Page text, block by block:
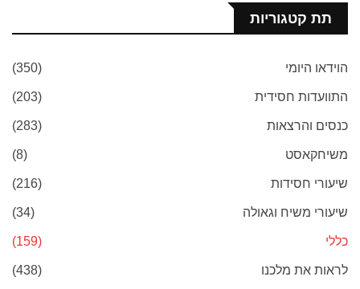
תת קטגוריות
הוידאו היומי (350)
התוועדות חסידית (203)
כנסים והרצאות (283)
משיחקאסט (8)
שיעורי חסידות (216)
שיעורי משיח וגאולה (34)
כללי (159)
לראות את מלכנו (438)